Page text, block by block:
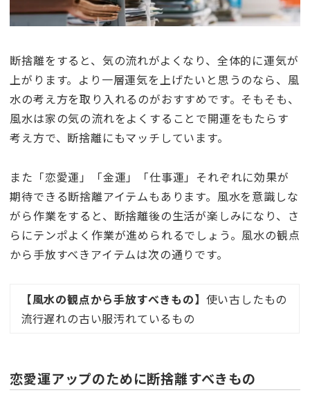
断捨離をすると、気の流れがよくなり、全体的に運気が
上がります。より一層運気を上げたいと思うのなら、風
水の考え方を取り入れるのがおすすめです。そもそも、
風水は家の気の流れをよくすることで開運をもたらす
考え方で、断捨離にもマッチしています。
また「恋愛運」「金運」「仕事運」それぞれに効果が
期待できる断捨離アイテムもあります。風水を意識しな
がら作業をすると、断捨離後の生活が楽しみになり、さ
らにテンポよく作業が進められるでしょう。風水の観点
から手放すべきアイテムは次の通りです。
【風水の観点から手放すべきもの】 使い古したもの
流行遅れの古い服汚れているもの
恋愛運アップのために断捨離すべきもの